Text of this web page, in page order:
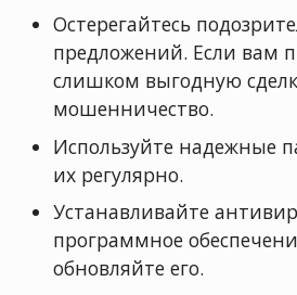
Остерегайтесь
предложений. Если вам
слишком выгодную
мошенничество.
Используйте надежные
их регулярно.
Устанавливайте
программное
обновляйте его.